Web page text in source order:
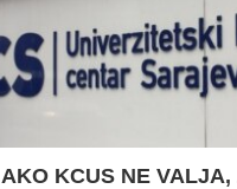
AKO KCUS NE VALJA,